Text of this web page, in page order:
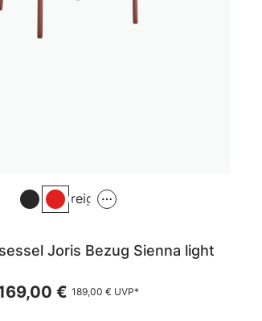
Greige
Joris Bezug Sienna light
€ 189,00 € UVP*